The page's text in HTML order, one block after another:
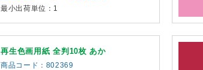
最小出荷単位：1
再生色画用紙 全判10枚 あか
商品コード：802369